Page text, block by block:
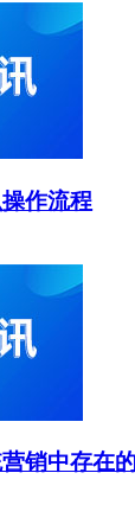
作流程
销中存在